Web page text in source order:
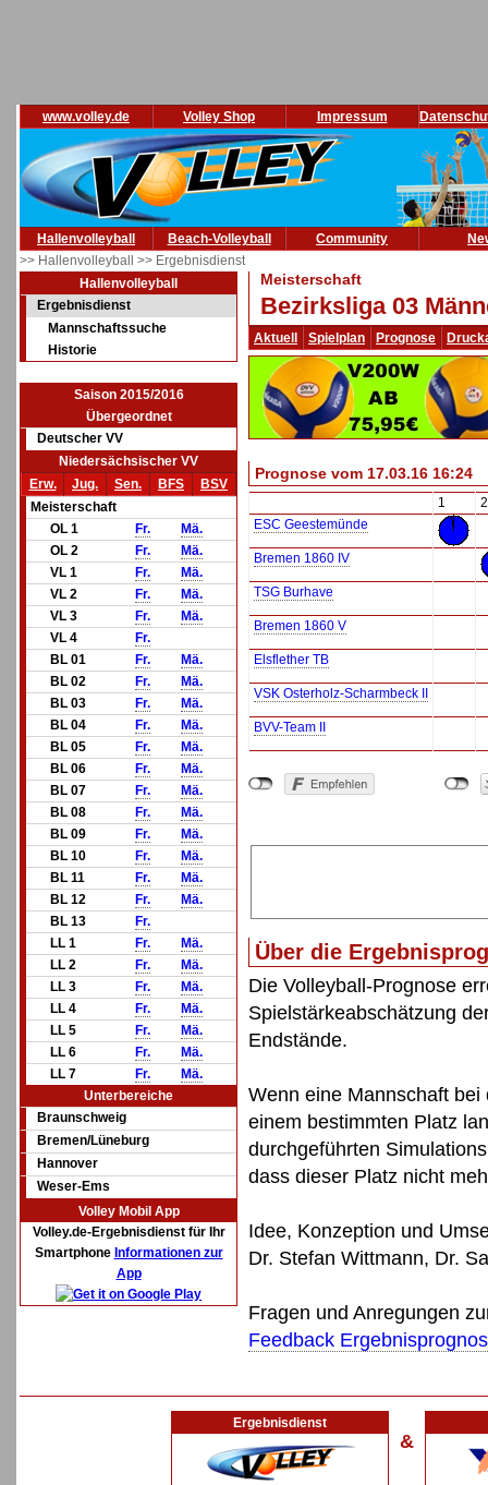
www.volley.de Volley Shop Impressum
Hallenvolleyball Beach-Volleyball Community
>> Hallenvolleyball >> Ergebnisdienst
Hallenvolleyball
Ergebnisdienst
Mannschaftssuche
Historie
Saison 2015/2016
Übergeordnet
Deutscher VV
Niedersächsischer VV
Erw.
Jug. Sen. BFS
BSV
Meisterschaft
OL 1
Fr.
Mä.
OL 2
Fr.
Mä.
VL 1
Fr.
Mä.
VL 2
Fr.
Mä.
VL 3
Fr.
Mä.
VL 4
Fr.
BL 01
Fr.
Mä.
BL 02
Fr.
Mä.
BL 03
Fr.
Mä.
BL 04
Fr.
Mä.
BL 05
Fr.
Mä.
BL 06
Fr.
Mä.
BL 07
Fr.
Mä.
BL 08
Fr.
Mä.
BL 09
Fr.
Mä.
BL 10
Fr.
Mä.
BL 11
Fr.
Mä.
BL 12
Fr.
Mä.
BL 13
Fr.
LL 1
Fr.
Mä.
LL 2
Fr.
Mä.
LL 3
Fr.
Mä.
LL 4
Fr.
Mä.
LL 5
Fr.
Mä.
LL 6
Fr.
Mä.
LL 7
Fr.
Mä.
Unterbereiche
Braunschweig
Bremen/Lüneburg
Hannover
Weser-Ems
Volley Mobil App
Volley.de-Ergebnisdienst für Ihr
Smartphone Informationen zur
App
Meisterschaft
Bezirksliga 03
Aktuell Spielplan Prognose
Prognose vom 17.03.16 16:24
1
2
ESC Geestemünde
Bremen 1860 IV
TSG Burhave
Bremen 1860 V
Elsflether TB
VSK Osterholz-Scharmbeck II
BVV-Team II
Über die
Die Volleyball-Prognose
Spielstärkeabschätzung
Endstände.
Wenn eine Mannschaft
einem bestimmten Platz
durchgeführten
dass dieser Platz nicht
Idee, Konzeption und
Dr. Stefan Wittmann, Dr.
Fragen und Anregungen
Feedback
Ergebnisdienst
&